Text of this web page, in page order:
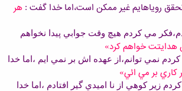
روياهايم غير ممکن است،اما خدا گفت : هر
مي کردم هيچ وقت جوابي پيدا نخواهم
هدايتت خواهم کرد»
نمي توانم،از عهده اش بر نمي ايم ،اما خدا
کاري بر مي ائي»
زير کوهي از نا اميدي گير افتادم ،اما خدا